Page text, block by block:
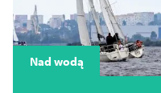
Nad wodą